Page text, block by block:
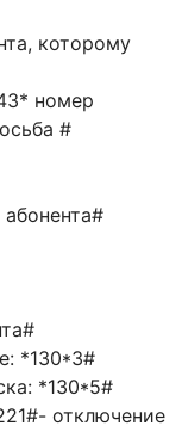
которому
номер
#
*130*3#
*130*5#
отключение